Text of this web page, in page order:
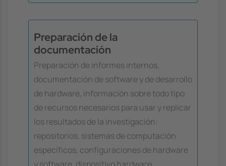
Preparación de la
documentación
Preparación de informes internos,
documentación de software y de desarrollo
de hardware, información sobre todo tipo
de recursos necesarios para usar y replicar
los resultados de la investigación:
repositorios, sistemas de computación
específicos, configuraciones de hardware